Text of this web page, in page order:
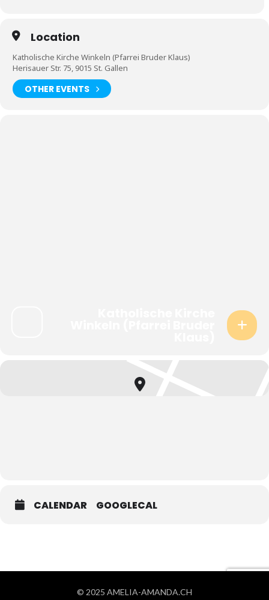
Location
Katholische Kirche Winkeln (Pfarrei Bruder Klaus)
Herisauer Str. 75, 9015 St. Gallen
OTHER EVENTS
CALENDAR GOOGLECAL
© 2025 AMELIA-AMANDA.CH